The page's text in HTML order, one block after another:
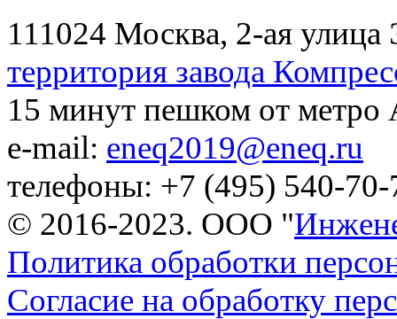
111024 Москва, 2-ая улица
территория завода
15 минут пешком от метро
e-mail: eneq2019@eneq.ru
телефоны: +7 (495) 540-
© 2016-2023. ООО "
Политика обработки
Согласие на обработку